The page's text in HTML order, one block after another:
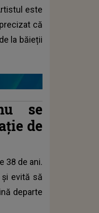
este
că
la băieții
se
de
38 de ani.
evită să
departe